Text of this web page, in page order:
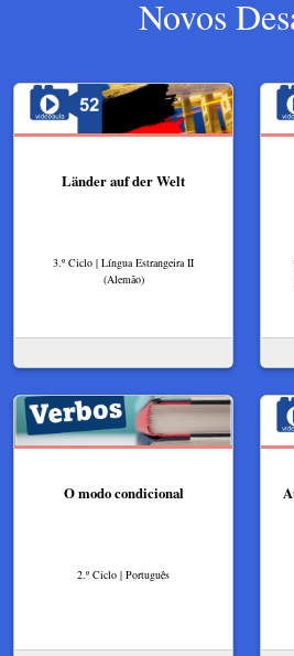
Novos
Länder auf der Welt
3.º Ciclo | Língua Estrangeira II
(Alemão)
O modo condicional
2.º Ciclo | Português